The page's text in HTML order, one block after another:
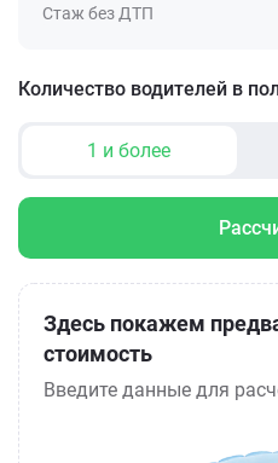
Стаж без ДТП
Количество водителей в
1 и более
Здесь покажем
стоимость
Введите данные для